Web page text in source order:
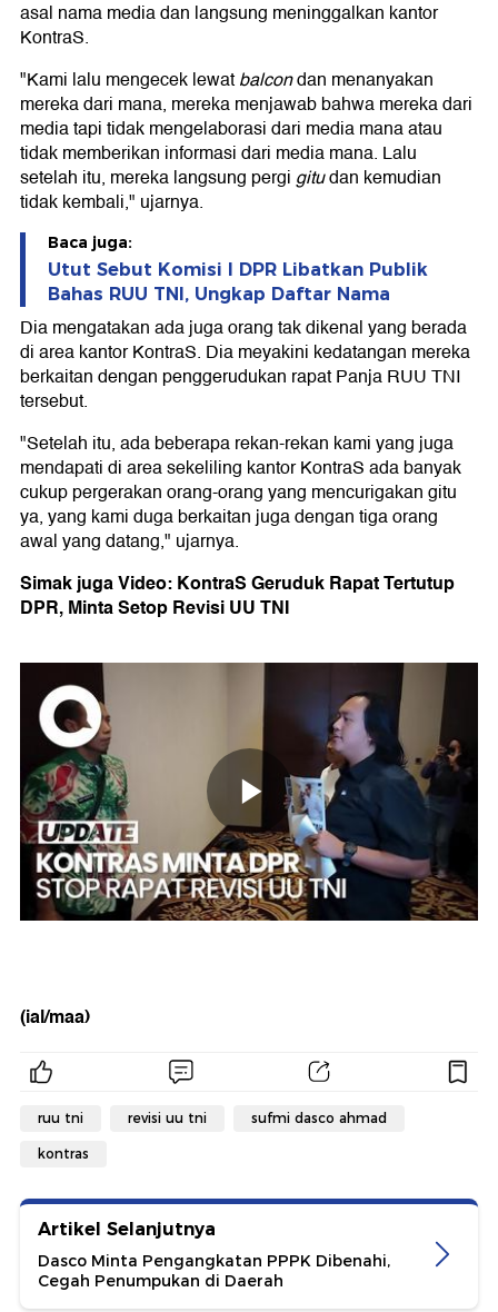
asal nama media dan langsung meninggalkan kantor
KontraS.
"Kami lalu mengecek lewatbalcondan menanyakan
mereka dari mana, mereka menjawab bahwa mereka dari
media tapi tidak mengelaborasi dari media mana atau
tidak memberikan informasi dari media mana. Lalu
setelah itu, mereka langsung pergigitudan kemudian
tidak kembali," ujarnya.
Baca juga:
Utut Sebut Komisi I DPR Libatkan Publik
Bahas RUU TNI, Ungkap Daftar Nama
Dia mengatakan ada juga orang tak dikenal yang berada
di area kantor KontraS. Dia meyakini kedatangan mereka
berkaitan dengan penggerudukan rapat Panja RUU TNI
tersebut.
"Setelah itu, ada beberapa rekan-rekan kami yang juga
mendapati di area sekeliling kantor KontraS ada banyak
cukup pergerakan orang-orang yang mencurigakan gitu
ya, yang kami duga berkaitan juga dengan tiga orang
awal yang datang," ujarnya.
Simak juga Video: KontraS Geruduk Rapat Tertutup
DPR, Minta Setop Revisi UU TNI
(ial/maa)
ruu tni revisi uu tni sufmi dasco ahmad
kontras
Artikel Selanjutnya
Dasco Minta Pengangkatan PPPK Dibenahi,
Cegah Penumpukan di Daerah